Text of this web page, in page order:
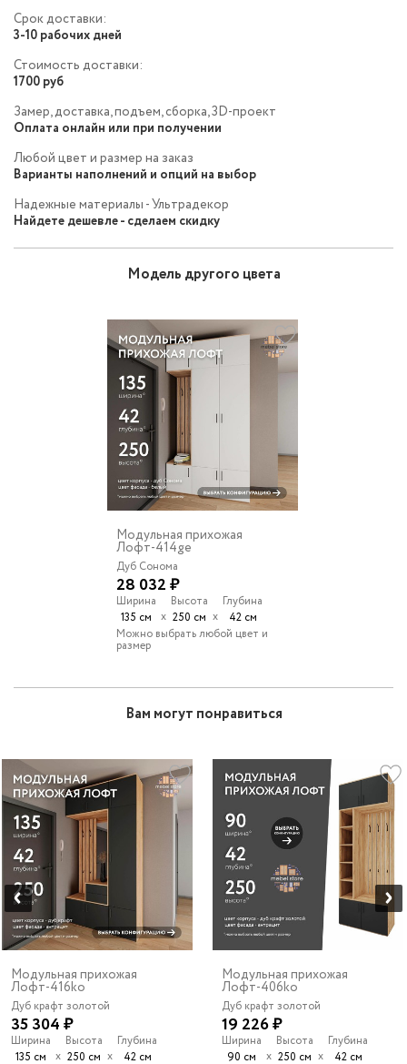
Срок доставки:
3-10 рабочих дней
Стоимость доставки:
1700 руб
Замер, доставка, подъем, сборка, 3D-проект
Оплата онлайн или при получении
Любой цвет и размер на заказ
Варианты наполнений и опций на выбор
Надежные материалы - Ультрадекор
Найдете дешевле - сделаем скидку
Модель другого цвета
Модульная прихожая
Лофт-414ge
Дуб Сонома
28 032 ₽
Ширина
135 см
х
Высота
250 см х
Глубина
42 см
Можно выбрать любой цвет и
размер
Вам могут понравиться
Модульная прихожая
Лофт-416ko
Дуб крафт золотой
35 304 ₽
Ширина
135 см
х
Высота
250 см х
Глубина
42 см
Модульная прихожая
Лофт-406ko
Дуб крафт золотой
19 226 ₽
Ширина
90 см
х
Высота
250 см х
Глубина
42 см